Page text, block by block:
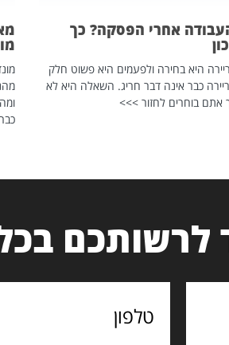
אחרי הפסקה? כך
היא בחירה ולפעמים היא פשוט חלק
כבר אינה דבר חריג. השאלה היא לא
בוחרים לחזור >>>
לרשותכם